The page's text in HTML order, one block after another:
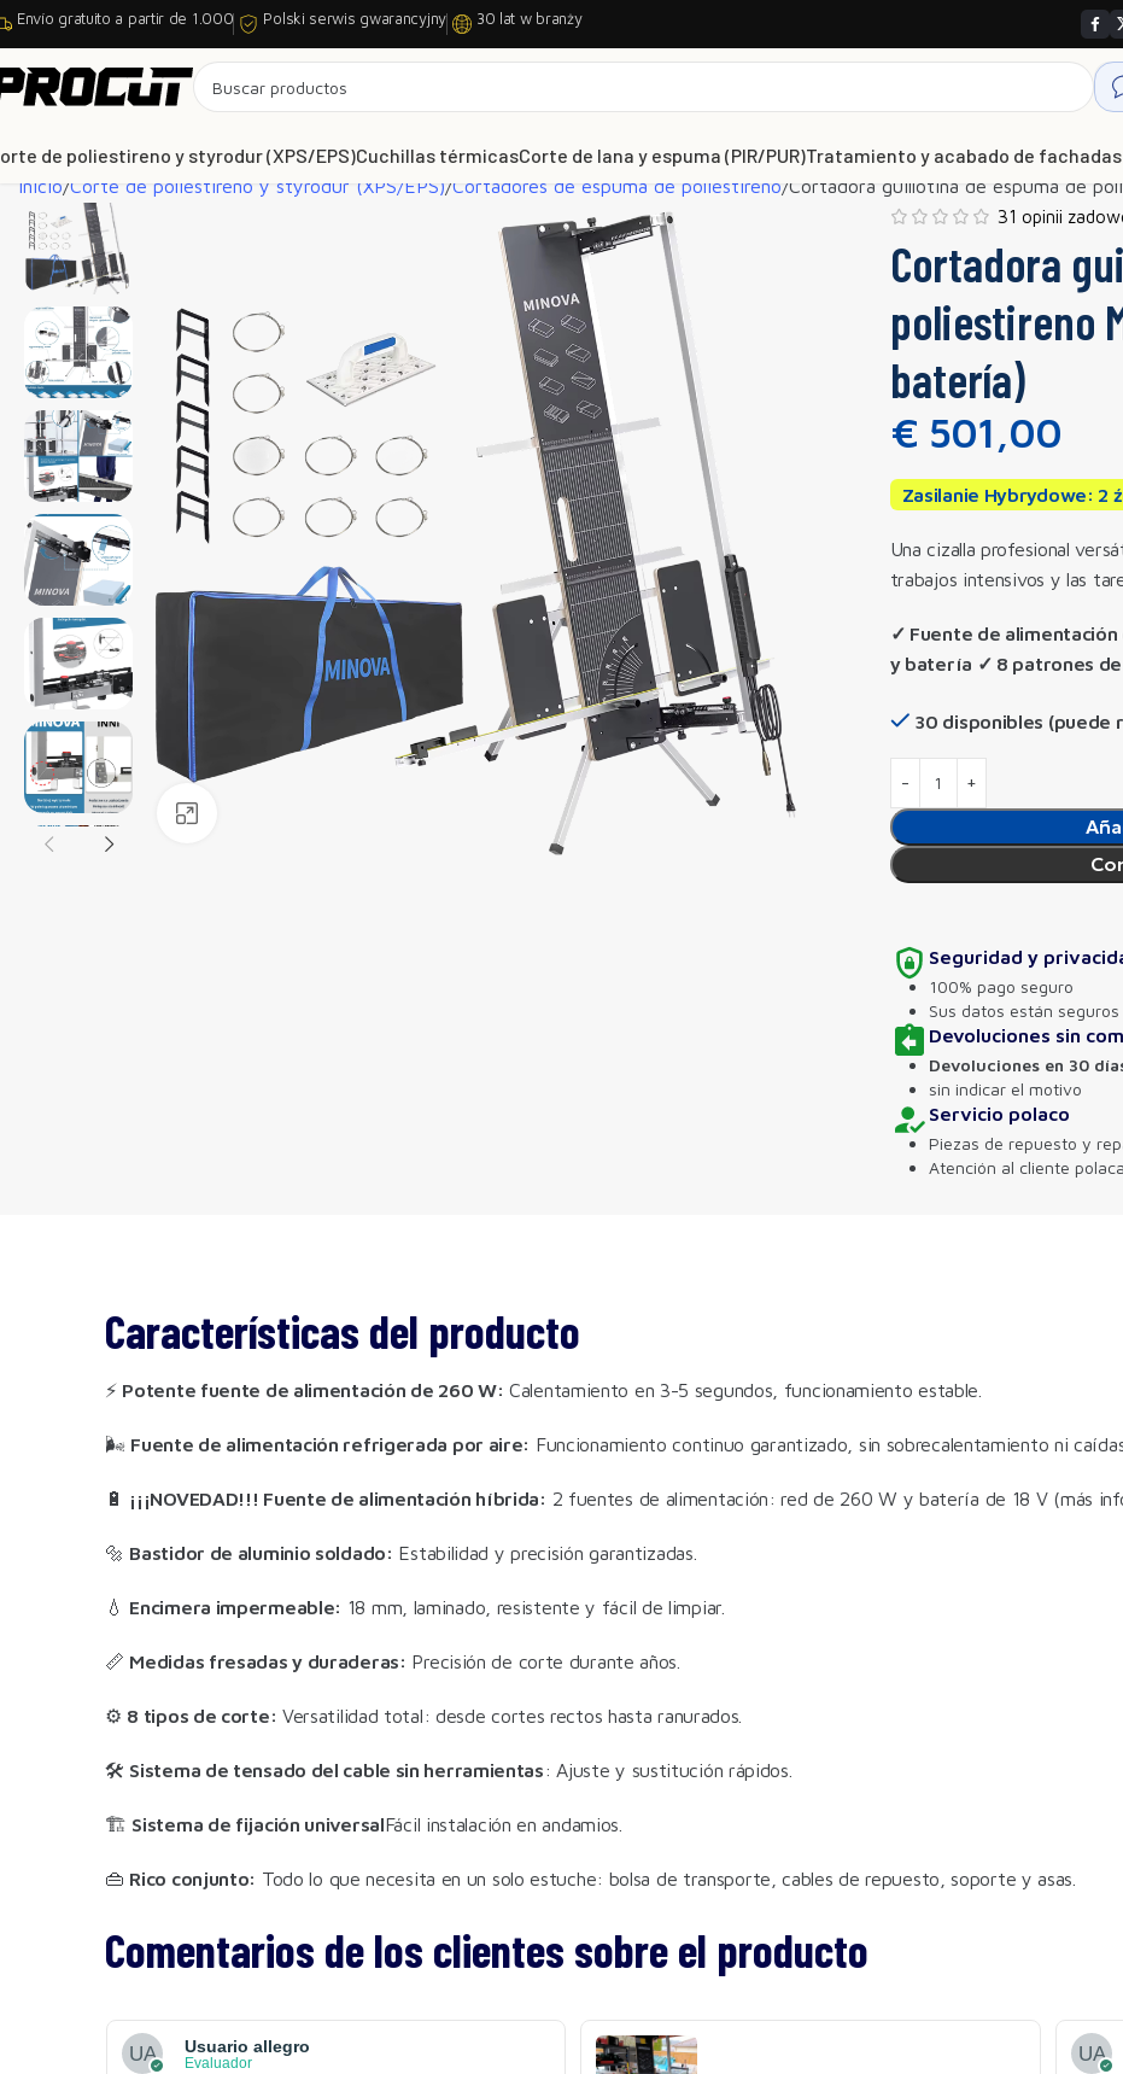
Envío gratuito a partir de 1.000 Polski serwis gwarancyjny 30 lat w branży
de poliestireno y styrodur (XPS/EPS)Cuchillas térmicasCorte de lana y espuma (PIR/PUR)Tratamiento y acabado de fachadas
Inicio Corte de poliestireno y styrodur (XPS/EPS) Cortadores de espuma de poliestireno Cortadora guillotina de espuma de
31 opinii
Cortadora
poliestireno
batería)
€ 501,00
Zasilanie Hybrydowe: 2
Una cizalla profesional
trabajos intensivos y las
✓ Fuente de
y batería ✓ 8 patrones
30 disponibles (puede
Seguridad y
100% pago seguro
Sus datos están seguros
Devoluciones sin
Devoluciones en 30
sin indicar el motivo
Servicio polaco
Piezas de repuesto y
Atención al cliente polaca
Características del producto
⚡ Potente fuente de alimentación de 260 W: Calentamiento en 3-5 segundos, funcionamiento estable.
🌬️ Fuente de alimentación refrigerada por aire: Funcionamiento continuo garantizado, sin sobrecalentamiento ni
🔋 ¡¡¡NOVEDAD!!! Fuente de alimentación híbrida: 2 fuentes de alimentación: red de 260 W y batería de 18 V (más
🔩 Bastidor de aluminio soldado: Estabilidad y precisión garantizadas.
💧 Encimera impermeable: 18 mm, laminado, resistente y fácil de limpiar.
📏 Medidas fresadas y duraderas: Precisión de corte durante años.
⚙️ 8 tipos de corte: Versatilidad total: desde cortes rectos hasta ranurados.
🛠️ Sistema de tensado del cable sin herramientas: Ajuste y sustitución rápidos.
🏗️ Sistema de fijación universalFácil instalación en andamios.
👜 Rico conjunto: Todo lo que necesita en un solo estuche: bolsa de transporte, cables de repuesto, soporte y asas.
Comentarios de los clientes sobre el producto
Usuario allegro
Evaluador